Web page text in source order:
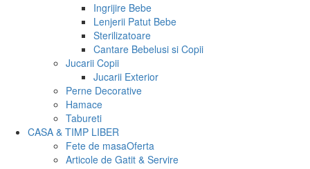
Ingrijire Bebe
Lenjerii Patut Bebe
Sterilizatoare
Cantare Bebelusi si Copii
Jucarii Copii
Jucarii Exterior
Perne Decorative
Hamace
Tabureti
CASA & TIMP LIBER
Fete de masaOferta
Articole de Gatit & Servire